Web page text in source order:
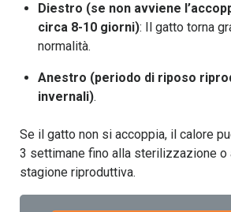
Diestro (se non avviene
circa 8-10 giorni): Il gatto torna
normalità.
Anestro (periodo di riposo
invernali).
Se il gatto non si accoppia, il calore
3 settimane fino alla sterilizzazione o
stagione riproduttiva.